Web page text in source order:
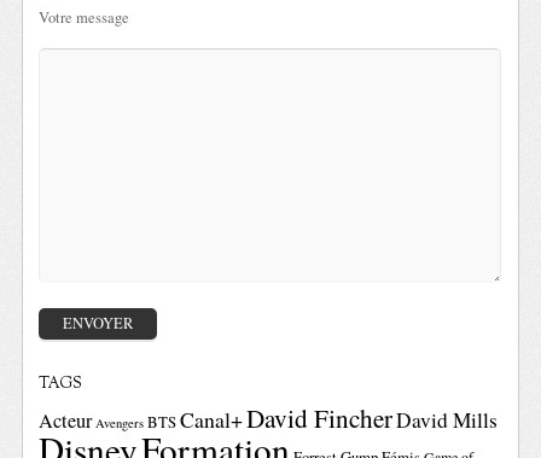
Votre message
TAGS
Acteur Avengers BTSCanal+David FincherDavid Mills